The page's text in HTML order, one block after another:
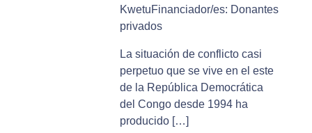
KwetuFinanciador/es: Donantes
privados
La situación de conflicto casi
perpetuo que se vive en el este
de la República Democrática
del Congo desde 1994 ha
producido […]